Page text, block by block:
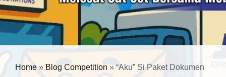
Home » Blog Competition » “Aku” Si Paket Dokumen